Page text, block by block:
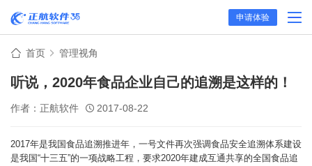
申请体验
首页 管理视角
听说，2020年食品企业自己的追溯是这样的！
作者：正航软件 2017-08-22
2017年是我国食品追溯推进年，一号文件再次强调食品安全追溯体系建设
是我国“十三五”的一项战略工程，要求2020年建成互通共享的全国食品追